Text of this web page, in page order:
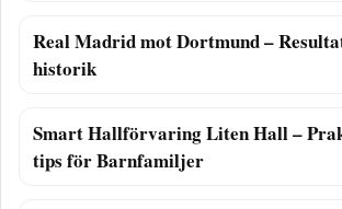
Real Madrid mot Dortmund –
historik
Smart Hallförvaring Liten Hall –
tips för Barnfamiljer